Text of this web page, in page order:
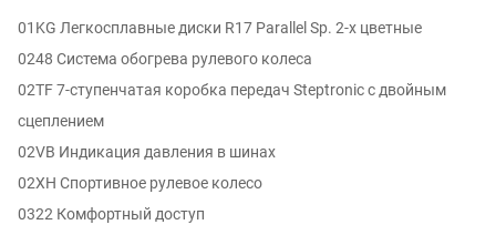
01KG Легкосплавные диски R17 Parallel Sp. 2-х цветные
0248 Система обогрева рулевого колеса
02TF 7-ступенчатая коробка передач Steptronic с двойным
сцеплением
02VB Индикация давления в шинах
02XH Спортивное рулевое колесо
0322 Комфортный доступ